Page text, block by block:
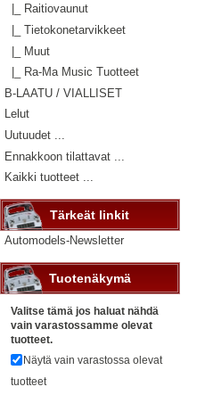
|_ Raitiovaunut
|_ Tietokonetarvikkeet
|_ Muut
|_ Ra-Ma Music Tuotteet
B-LAATU / VIALLISET
Lelut
Uutuudet ...
Ennakkoon tilattavat ...
Kaikki tuotteet ...
Tärkeät linkit
Automodels-Newsletter
Tuotenäkymä
Valitse tämä jos haluat nähdä
vain varastossamme olevat
tuotteet.
Näytä vain varastossa olevat
tuotteet